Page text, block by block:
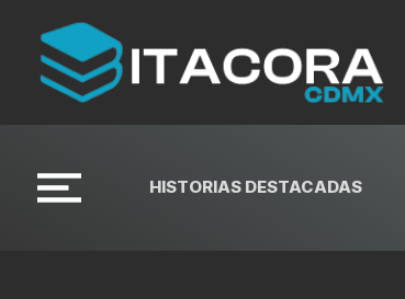
HISTORIAS DESTACADAS